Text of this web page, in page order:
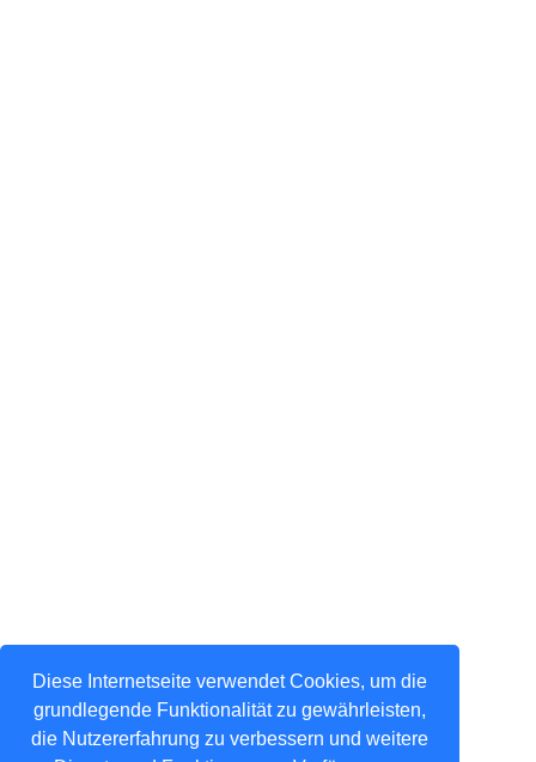
Diese Internetseite verwendet Cookies, um die
grundlegende Funktionalität zu gewährleisten,
die Nutzererfahrung zu verbessern und weitere